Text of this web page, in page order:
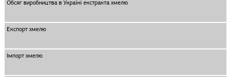
Обсяг виробництва в Україні екстракта хмелю
Експорт хмелю
Імпорт хмелю